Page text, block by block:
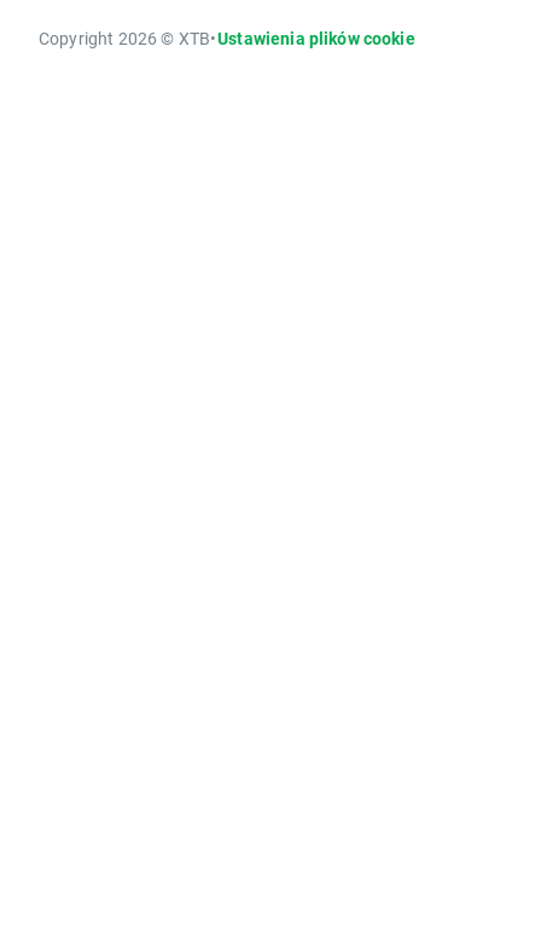
Copyright 2026 © XTB•Ustawienia plików cookie